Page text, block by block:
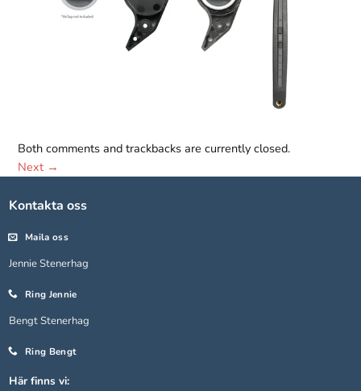
Both comments and trackbacks are currently closed.
Next →
Kontakta oss
Maila oss
Jennie Stenerhag
Ring Jennie
Bengt Stenerhag
Ring Bengt
Här finns vi:
Dessa kakor
går inte att
De behövs
för att
hemsidan
taget ska
För att vi ska
förbättra